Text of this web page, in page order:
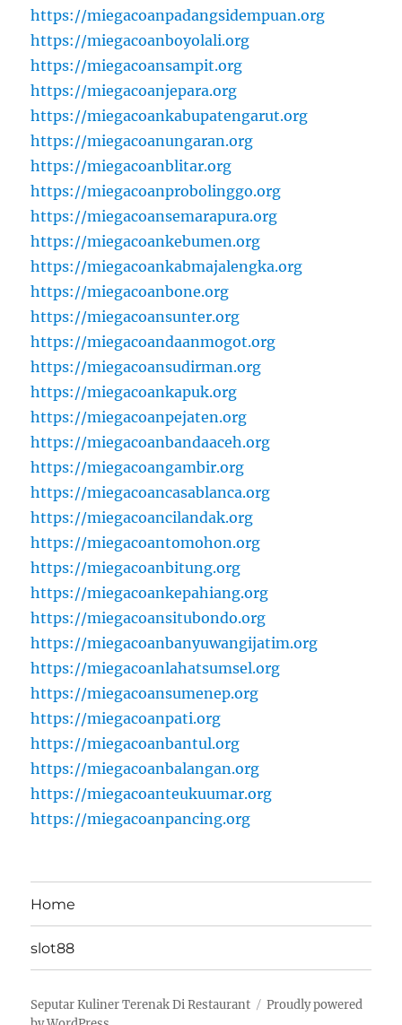
https://miegacoanpadangsidempuan.org
https://miegacoanboyolali.org
https://miegacoansampit.org
https://miegacoanjepara.org
https://miegacoankabupatengarut.org
https://miegacoanungaran.org
https://miegacoanblitar.org
https://miegacoanprobolinggo.org
https://miegacoansemarapura.org
https://miegacoankebumen.org
https://miegacoankabmajalengka.org
https://miegacoanbone.org
https://miegacoansunter.org
https://miegacoandaanmogot.org
https://miegacoansudirman.org
https://miegacoankapuk.org
https://miegacoanpejaten.org
https://miegacoanbandaaceh.org
https://miegacoangambir.org
https://miegacoancasablanca.org
https://miegacoancilandak.org
https://miegacoantomohon.org
https://miegacoanbitung.org
https://miegacoankepahiang.org
https://miegacoansitubondo.org
https://miegacoanbanyuwangijatim.org
https://miegacoanlahatsumsel.org
https://miegacoansumenep.org
https://miegacoanpati.org
https://miegacoanbantul.org
https://miegacoanbalangan.org
https://miegacoanteukuumar.org
https://miegacoanpancing.org
Home
slot88
Seputar Kuliner Terenak Di Restaurant
Proudly powered